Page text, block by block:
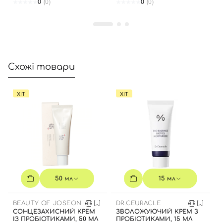
0 (0)
0 (0)
Схожі товари
ХІТ
50 мл
BEAUTY OF JOSEON
СОНЦЕЗАХИСНИЙ КРЕМ
ІЗ ПРОБІОТИКАМИ, 50 МЛ
ХІТ
15 мл
DR.CEURACLE
ЗВОЛОЖУЮЧИЙ КРЕМ З
ПРОБІОТИКАМИ, 15 МЛ